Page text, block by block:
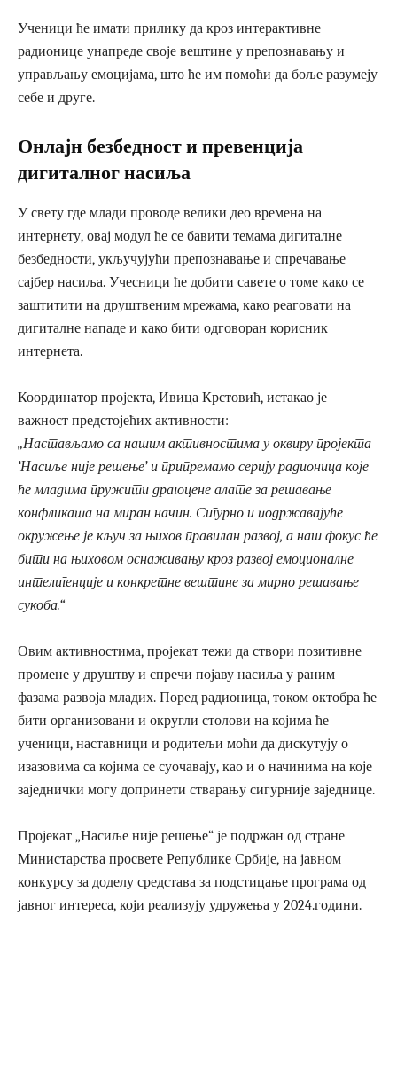
Ученици ће имати прилику да кроз интерактивне
радионице унапреде своје вештине у препознавању и
управљању емоцијама, што ће им помоћи да боље разумеју
себе и друге.
Онлајн безбедност и превенција
дигиталног насиља
У свету где млади проводе велики део времена на
интернету, овај модул ће се бавити темама дигиталне
безбедности, укључујући препознавање и спречавање
сајбер насиља. Учесници ће добити савете о томе како се
заштитити на друштвеним мрежама, како реаговати на
дигиталне нападе и како бити одговоран корисник
интернета.
Координатор пројекта, Ивица Крстовић, истакао је
важност предстојећих активности:
„Настављамо са нашим активностима у оквиру пројекта
‘Насиље није решење’ и припремамо серију радионица које
ће младима пружити драгоцене алате за решавање
конфликата на миран начин. Сигурно и подржавајуће
окружење је кључ за њихов правилан развој, а наш фокус ће
бити на њиховом оснаживању кроз развој емоционалне
интелигенције и конкретне вештине за мирно решавање
сукоба.“
Овим активностима, пројекат тежи да створи позитивне
промене у друштву и спречи појаву насиља у раним
фазама развоја младих. Поред радионица, током октобра ће
бити организовани и округли столови на којима ће
ученици, наставници и родитељи моћи да дискутују о
изазовима са којима се суочавају, као и о начинима на које
заједнички могу допринети стварању сигурније заједнице.
Пројекат „Насиље није решење“ је подржан од стране
Министарства просвете Републике Србије, на јавном
конкурсу за доделу средстава за подстицање програма од
јавног интереса, који реализују удружења у 2024.години.